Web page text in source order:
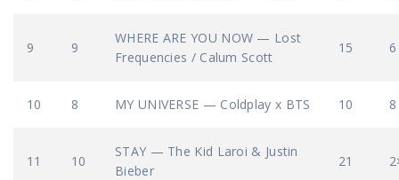
9 9
WHERE ARE YOU NOW — Lost
Frequencies / Calum Scott
15 6
10 8 MY UNIVERSE — Coldplay x BTS 10 8
11 10
STAY — The Kid Laroi & Justin
Bieber
21